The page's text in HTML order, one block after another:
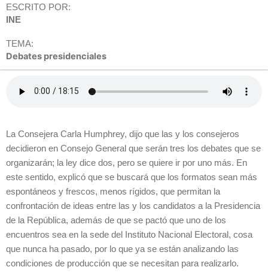
ESCRITO POR:
INE
TEMA:
Debates presidenciales
La Consejera Carla Humphrey, dijo que las y los consejeros
decidieron en Consejo General que serán tres los debates que se
organizarán; la ley dice dos, pero se quiere ir por uno más. En
este sentido, explicó que se buscará que los formatos sean más
espontáneos y frescos, menos rígidos, que permitan la
confrontación de ideas entre las y los candidatos a la Presidencia
de la República, además de que se pactó que uno de los
encuentros sea en la sede del Instituto Nacional Electoral, cosa
que nunca ha pasado, por lo que ya se están analizando las
condiciones de producción que se necesitan para realizarlo.